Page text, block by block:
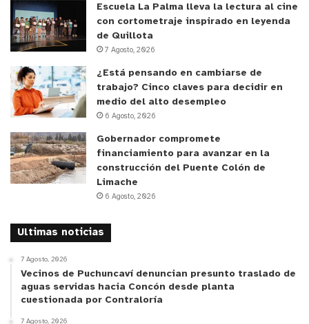
ya que a veces los papas no tienen el tiempo o las
posibilidades de llevar a los niños a otros lados,
entonces que sea más cercano, en una escuela, lo
hace súper más llevadero.
Cabe destacar que, sumado a esta iniciativa de la
CMQ, el programa de verano 2024 impulsado por
el Municipio Abierto y la alcaldesa Valeria
Melipillán, cuenta con diversas actividades
familiares territoriales, talleres deportivos al aire
libre y fiestas masivas en distintos puntos de la
sobre esto, pueden revisar el sitio web de la
Escuela La Palma lleva la lectura al cine
con cortometraje inspirado en leyenda
de Quillota
7 Agosto, 2026
¿Está pensando en cambiarse de
trabajo? Cinco claves para decidir en
medio del alto desempleo
6 Agosto, 2026
Gobernador compromete
financiamiento para avanzar en la
construcción del Puente Colón de
Limache
6 Agosto, 2026
Ultimas noticias
7 Agosto, 2026
Vecinos de Puchuncaví denuncian presunto traslado de
aguas servidas hacia Concón desde planta
cuestionada por Contraloría
7 Agosto, 2026